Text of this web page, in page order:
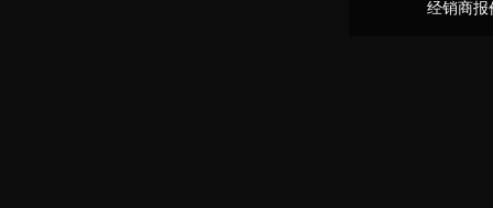
经销商报